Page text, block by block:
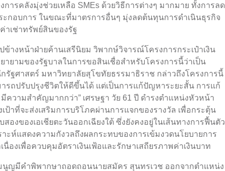
ารคลังมุ่งช่วยเหลือ SMEs ด้วยวิธีการต่างๆ มากมาย ทั้งการลด
กอบการ ในขณะที่มาตรการอื่นๆ มุ่งลดต้นทุนการดำเนินธุรกิจ
าเช่าทรัพย์สินของรัฐ
งหน้าฝ่ายค้านเสรีนิยม วิพากษ์วิจารณ์โครงการกระเป๋าเงิน
ายามของรัฐบาลในการขอสินเชื่อสำหรับโครงการนี้ว่าเป็น
รัฐศาสตร์ มหาวิทยาลัยสุโขทัยธรรมาธิราช กล่าวถึงโครงการนี้
รถปรับปรุงชีวิตให้ดีขึ้นได้ แต่เป็นการแก้ปัญหาระยะสั้น การแก้
ความสำคัญมากกว่า” เศรษฐา วัย 61 ปี ดำรงตำแหน่งหัวหน้า
เป้าที่จะส่งเสริมการบริโภคผ่านการแจกของรางวัล เพื่อกระตุ้น
องของเอเชียตะวันออกเฉียงใต้ ซึ่งยังคงอยู่ในเส้นทางการฟื้นตัว
ะห์แสดงความกังวลถึงผลกระทบของการเข้มงวดนโยบายการ
องเพื่อควบคุมอัตราเงินเฟ้อและรักษาเสถียรภาพค่าเงินบาท
นูญมีคำพิพากษาถอดถอนนายสมัคร สุนทรเวช ออกจากตำแหน่ง